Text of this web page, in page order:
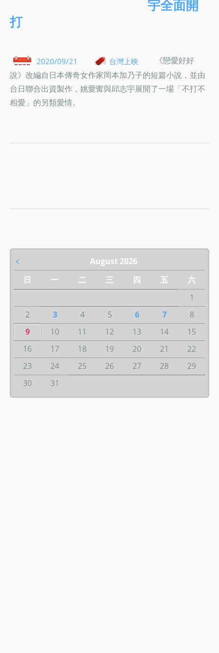
宇全面開
打
2020/09/21 台灣上映
《戀愛好好
說》改編自日本傳奇女作家岡本加乃子的短篇小說，並由
台日聯合出資製作，姚愛寗與邱志宇展開了一場「不打不
相愛」的另類愛情。
August 2026
﹤
日
一 二 三 四 五
六
1
2
3 4 5 6 7
8
9
10 11 12 13 14
15
16
17 18 19 20 21
22
23
24 25 26 27 28
29
30
31